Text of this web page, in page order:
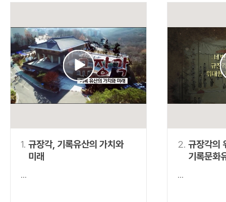
검색 연산자 사용안내
연산자 사용 예
AND 정조 AND 정약용
“정조”와 “정약
색
OR 정조 OR 정약용 “정조” 또는 “
동시에 여러 개의 연산자를 사용할 수 있습니다.
1. 규장각, 기록유산의 가치와
미래
...
2. 규장각의
기록문화
...